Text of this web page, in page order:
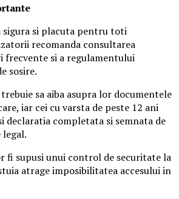
si placuta pentru toti
recomanda consultarea
frecvente si a regulamentului
sosire.
sa aiba asupra lor documentele
iar cei cu varsta de peste 12 ani
declaratia completata si semnata de
fi supusi unui control de securitate la
atrage imposibilitatea accesului in